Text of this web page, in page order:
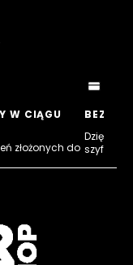
W CIĄGU
złożonych do
Dzięki